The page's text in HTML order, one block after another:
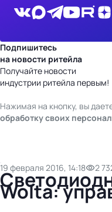
Подпишитесь
на новости ритейла
Получайте новости
индустрии ритейла первым!
Нажимая на кнопку, вы
обработку своих
19 февраля 2016, 14:18 2
Wolta: